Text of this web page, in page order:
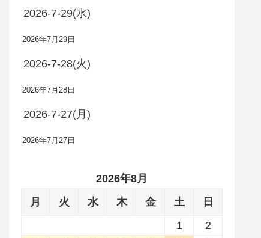
2026-7-29(水)
2026年7月29日
2026-7-28(火)
2026年7月28日
2026-7-27(月)
2026年7月27日
2026年8月
月
火 水 木 金 土
日
1
2